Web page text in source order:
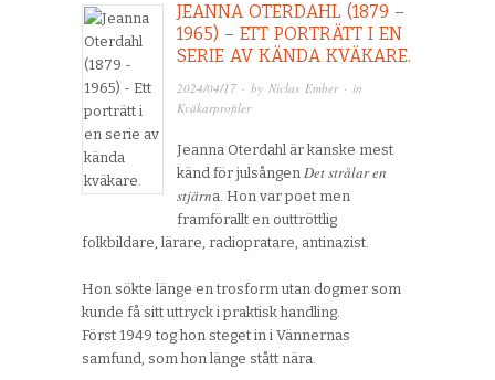
JEANNA OTERDAHL (1879 –
1965) – ETT PORTRÄTT I EN
SERIE AV KÄNDA KVÄKARE.
2024/04/17 · by Niclas Ember· in
Kväkarprofiler
Jeanna Oterdahl är kanske mest
känd för julsångenDet strålar en
stjärna. Hon var poet men
framförallt en outtröttlig
folkbildare, lärare, radiopratare, antinazist.
Hon sökte länge en trosform utan dogmer som
kunde få sitt uttryck i praktisk handling.
Först 1949 tog hon steget in i Vännernas
samfund, som hon länge stått nära.